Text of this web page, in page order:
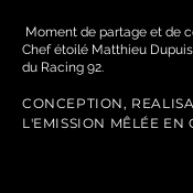
Moment de partage et de
Chef étoilé Matthieu
du Racing 92.
CONCEPTION,
L'EMISSION MÊLÉE EN